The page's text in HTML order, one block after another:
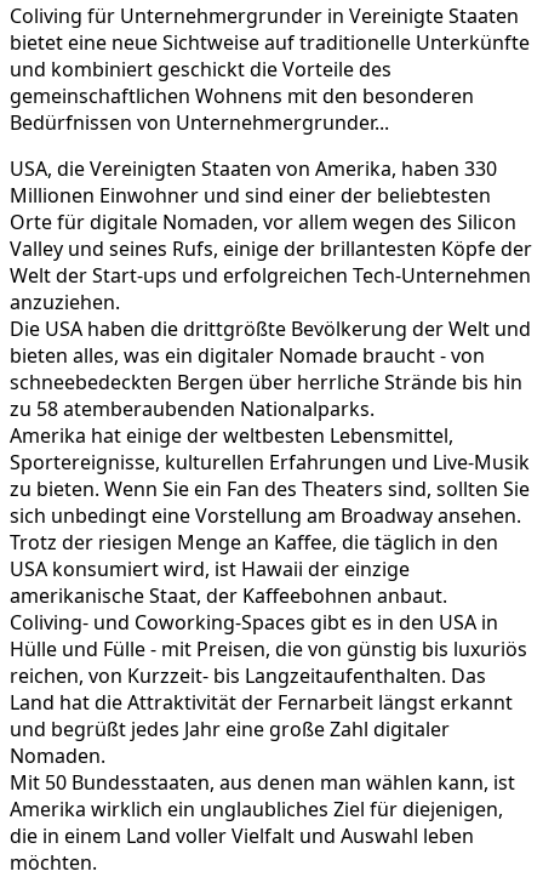
Coliving für Unternehmergrunder in Vereinigte Staaten
bietet eine neue Sichtweise auf traditionelle Unterkünfte
und kombiniert geschickt die Vorteile des
gemeinschaftlichen Wohnens mit den besonderen
Bedürfnissen von Unternehmergrunder...
USA, die Vereinigten Staaten von Amerika, haben 330
Millionen Einwohner und sind einer der beliebtesten
Orte für digitale Nomaden, vor allem wegen des Silicon
Valley und seines Rufs, einige der brillantesten Köpfe der
Welt der Start-ups und erfolgreichen Tech-Unternehmen
anzuziehen.
Die USA haben die drittgrößte Bevölkerung der Welt und
bieten alles, was ein digitaler Nomade braucht - von
schneebedeckten Bergen über herrliche Strände bis hin
zu 58 atemberaubenden Nationalparks.
Amerika hat einige der weltbesten Lebensmittel,
Sportereignisse, kulturellen Erfahrungen und Live-Musik
zu bieten. Wenn Sie ein Fan des Theaters sind, sollten Sie
sich unbedingt eine Vorstellung am Broadway ansehen.
Trotz der riesigen Menge an Kaffee, die täglich in den
USA konsumiert wird, ist Hawaii der einzige
amerikanische Staat, der Kaffeebohnen anbaut.
Coliving- und Coworking-Spaces gibt es in den USA in
Hülle und Fülle - mit Preisen, die von günstig bis luxuriös
reichen, von Kurzzeit- bis Langzeitaufenthalten. Das
Land hat die Attraktivität der Fernarbeit längst erkannt
und begrüßt jedes Jahr eine große Zahl digitaler
Nomaden.
Mit 50 Bundesstaaten, aus denen man wählen kann, ist
Amerika wirklich ein unglaubliches Ziel für diejenigen,
die in einem Land voller Vielfalt und Auswahl leben
möchten.